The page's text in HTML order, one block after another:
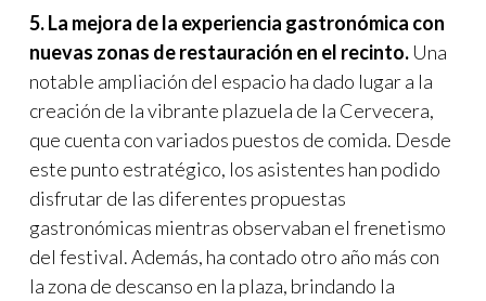
5. La mejora de la experiencia gastronómica con
nuevas zonas de restauración en el recinto. Una
notable ampliación del espacio ha dado lugar a la
creación de la vibrante plazuela de la Cervecera,
que cuenta con variados puestos de comida. Desde
este punto estratégico, los asistentes han podido
disfrutar de las diferentes propuestas
gastronómicas mientras observaban el frenetismo
del festival. Además, ha contado otro año más con
la zona de descanso en la plaza, brindando la